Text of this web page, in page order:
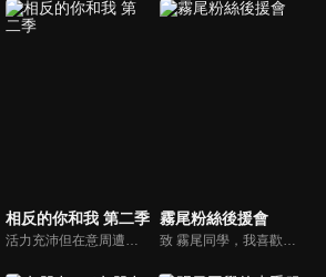
相反的你和我 第二季
活力充沛但在意周遭目光的鈴木，正在單戀勇於表達自己意見的文靜男子・谷同學。可是鈴木因為太在意周遭的目光，無法用平常心跟谷同學相處，總是亂搭話…某天鈴木終於鼓起勇氣，試著約谷同學一起回家，結果…！？
霧尾粉絲後援會
致 霧尾同學，我喜歡你。 但我從來不知道， 喜歡上一個人，原來是這麼地痛苦。 我最喜歡你了，霧尾同學。 我想跟霧尾同學一起吃漢堡。 我想跟霧尾同學一起撐相合傘。 我想跟霧尾同學一起把盤子摔個痛快。 我想跟霧尾同學踏上尋找全身痣的旅程。 我想把遇見霧尾同學的那一天定為國定假日。 藍美與波，聊著自己喜歡的人——只屬於兩人的珍貴時光。 我原以為這樣的日常，會一直持續下去。 單向的心意連鎖，正在改變我們的日常。